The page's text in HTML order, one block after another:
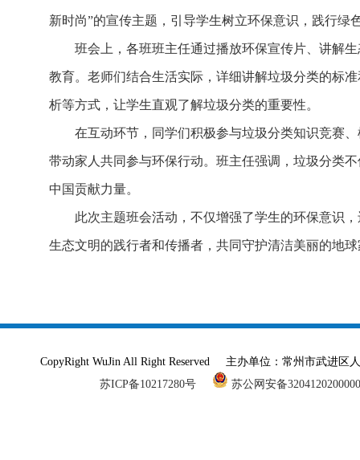
新时尚”的宣传主题，引导学生树立环保意识，践行绿
班会上，各班班主任通过播放环保宣传片、讲解
教育。老师们结合生活实际，详细讲解垃圾分类的标
析等方式，让学生直观了解垃圾分类的重要性。
在互动环节，同学们积极参与垃圾分类知识竞赛
带动家人共同参与环保行动。班主任强调，垃圾分类
中国贡献力量。
此次主题班会活动，不仅增强了学生的环保意识
生态文明的践行者和传播者，共同守护清洁美丽的地
CopyRight WuJin All Right Reserved 主办单位：常州市武进
苏ICP备10217280号
苏公网安备